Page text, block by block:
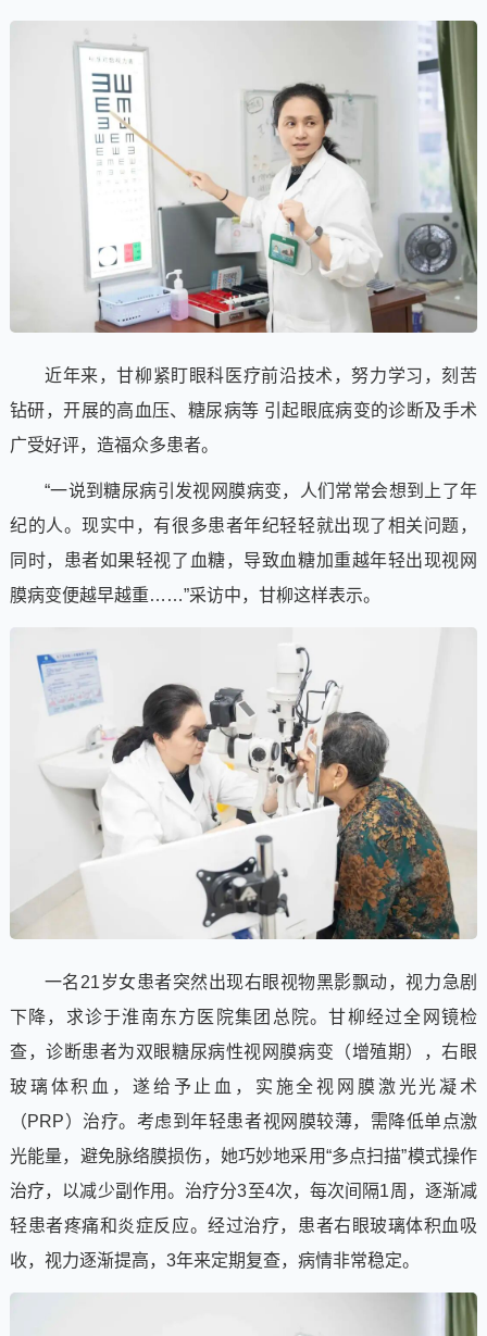
近年来，甘柳紧盯眼科医疗前沿技术，努力学习，刻苦
钻研，开展的高血压、糖尿病等 引起眼底病变的诊断及手术
广受好评，造福众多患者。
“一说到糖尿病引发视网膜病变，人们常常会想到上了年
纪的人。现实中，有很多患者年纪轻轻就出现了相关问题，
同时，患者如果轻视了血糖，导致血糖加重越年轻出现视网
膜病变便越早越重……”采访中，甘柳这样表示。
一名21岁女患者突然出现右眼视物黑影飘动，视力急剧
下降，求诊于淮南东方医院集团总院。甘柳经过全网镜检
查，诊断患者为双眼糖尿病性视网膜病变（增殖期），右眼
玻璃体积血，遂给予止血，实施全视网膜激光光凝术
（PRP）治疗。考虑到年轻患者视网膜较薄，需降低单点激
光能量，避免脉络膜损伤，她巧妙地采用“多点扫描”模式操作
治疗，以减少副作用。治疗分3至4次，每次间隔1周，逐渐减
轻患者疼痛和炎症反应。经过治疗，患者右眼玻璃体积血吸
收，视力逐渐提高，3年来定期复查，病情非常稳定。